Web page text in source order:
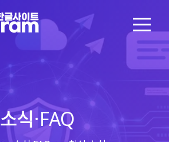
소식·FAQ